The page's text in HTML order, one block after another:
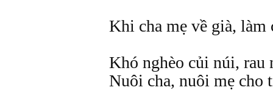
Khi cha mẹ về già,
Khó nghèo củi núi, rau
Nuôi cha, nuôi mẹ cho